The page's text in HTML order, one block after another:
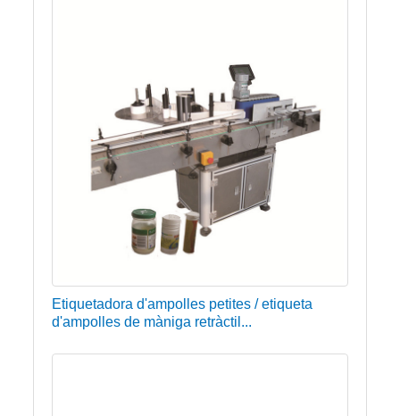
Etiquetadora d'ampolles petites / etiqueta
d'ampolles de màniga retràctil...